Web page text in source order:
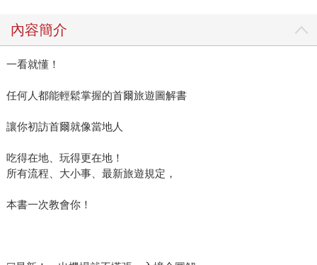
內容簡介
一看就懂！
任何人都能輕鬆掌握的首爾旅遊圖解書
讓你初訪首爾就像當地人
吃得在地、玩得更在地！
所有流程、大小事、最新旅遊規定，
本書一次教會你！